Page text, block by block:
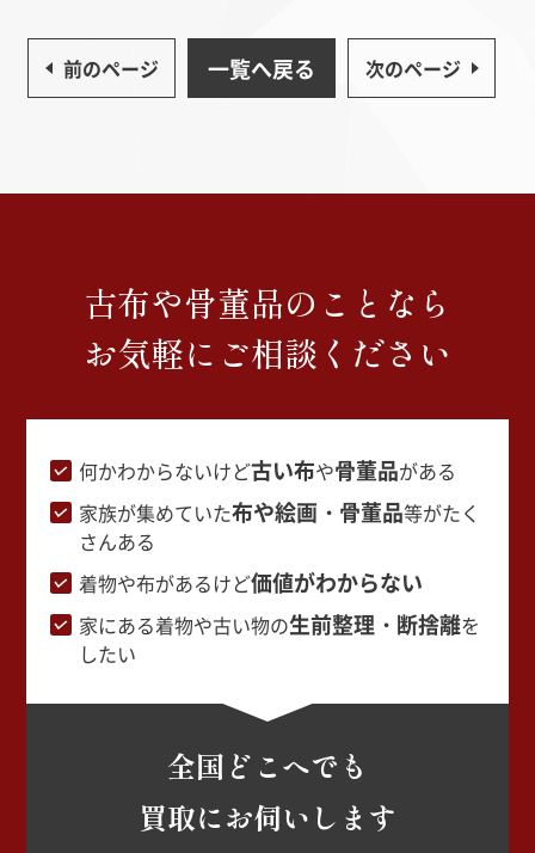
前のページ 一覧へ戻る 次のページ
古布や骨董品のことなら
お気軽にご相談ください
何かわからないけど古い布や骨董品がある
家族が集めていた布や絵画・骨董品等がたく
さんある
着物や布があるけど価値がわからない
家にある着物や古い物の生前整理・断捨離を
したい
全国どこへでも
買取にお伺いします